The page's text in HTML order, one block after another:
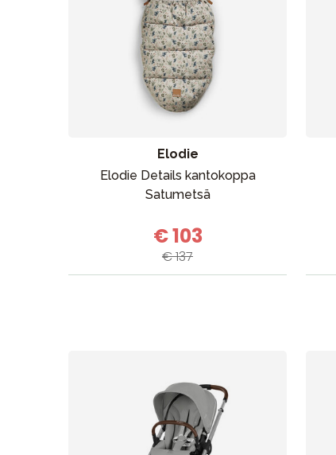
Elodie
Elodie Details kantokoppa
Satumetsä
€ 103
€ 137